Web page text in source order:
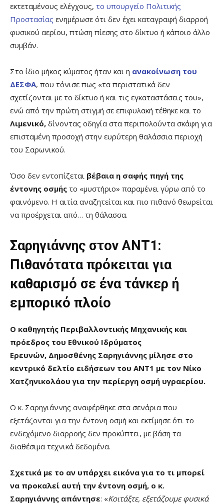
εκτεταμένους ελέγχους, το υπουργείο Πολιτικής
Προστασίας ενημέρωσε ότι δεν έχει καταγραφή διαρροή
φυσικού αερίου, πτώση πίεσης στο δίκτυο ή κάποιο άλλο
συμβάν.
Στο ίδιο μήκος κύματος ήταν και η ανακοίνωση του
ΔΕΣΦΑ, που τόνισε πως «τα περιστατικά δεν
σχετίζονται με το δίκτυο ή και τις εγκαταστάσεις του»,
ενώ από την πρώτη στιγμή σε επιφυλακή τέθηκε και το
Λιμενικό, δίνοντας οδηγία στα περιπολούντα σκάφη για
επισταμένη προσοχή στην ευρύτερη θαλάσσια περιοχή
του Σαρωνικού.
Όσο δεν εντοπίζεται βέβαια η σαφής πηγή της
έντονης οσμής το «μυστήριο» παραμένει γύρω από το
φαινόμενο. Η αιτία αναζητείται και πιο πιθανό θεωρείται
να προέρχεται από… τη θάλασσα.
Σαρηγιάννης στον ANT1:
Πιθανότατα πρόκειται για
καθαρισμό σε ένα τάνκερ ή
εμπορικό πλοίο
Ο καθηγητής Περιβαλλοντικής Μηχανικής και
πρόεδρος του Εθνικού Ιδρύματος
Ερευνών, Δημοσθένης Σαρηγιάννης μίλησε στο
κεντρικό δελτίο ειδήσεων του ΑΝΤ1 με τον Νίκο
Χατζηνικολάου για την περίεργη οσμή υγραερίου.
Ο κ. Σαρηγιάννης αναφέρθηκε στα σενάρια που
εξετάζονται για την έντονη οσμή και εκτίμησε ότι το
ενδεχόμενο διαρροής δεν προκύπτει, με βάση τα
διαθέσιμα τεχνικά δεδομένα.
Σχετικά με το αν υπάρχει εικόνα για το τι μπορεί
να προκαλεί αυτή την έντονη οσμή, ο κ.
Σαρηγιάννης απάντησε: «Κοιτάξτε, εξετάζουμε φυσικά